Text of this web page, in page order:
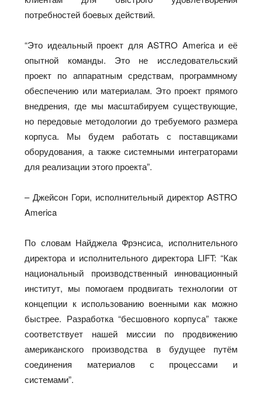
потребностей боевых действий.
“Это идеальный проект для ASTRO America и её
опытной команды. Это не исследовательский
проект по аппаратным средствам, программному
обеспечению или материалам. Это проект прямого
внедрения, где мы масштабируем существующие,
но передовые методологии до требуемого размера
корпуса. Мы будем работать с поставщиками
оборудования, а также системными интеграторами
для реализации этого проекта”.
– Джейсон Гори, исполнительный директор ASTRO
America
По словам Найджела Фрэнсиса, исполнительного
директора и исполнительного директора LIFT: “Как
национальный производственный инновационный
институт, мы помогаем продвигать технологии от
концепции к использованию военными как можно
быстрее. Разработка “бесшовного корпуса” также
соответствует нашей миссии по продвижению
американского производства в будущее путём
соединения материалов с процессами и
системами”.